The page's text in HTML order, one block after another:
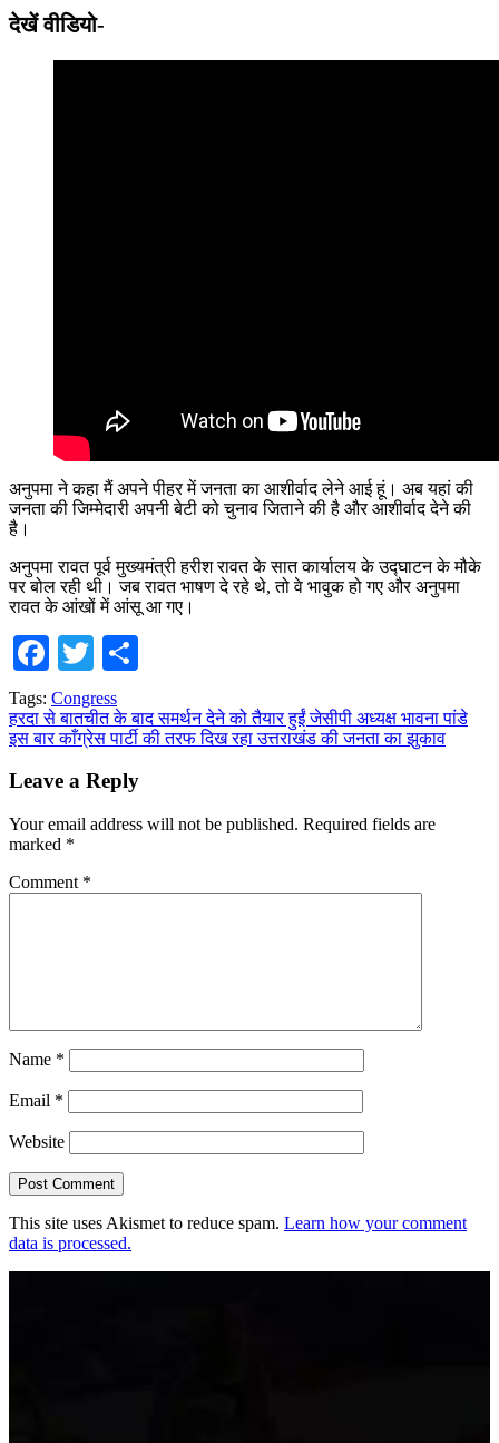
देखें वीडियो-
अनुपमा ने कहा मैं अपने पीहर में जनता का आशीर्वाद लेने आई हूं। अब यहां की
जनता की जिम्मेदारी अपनी बेटी को चुनाव जिताने की है और आशीर्वाद देने की
है।
अनुपमा रावत पूर्व मुख्यमंत्री हरीश रावत के सात कार्यालय के उद्घाटन के मौके
पर बोल रही थी। जब रावत भाषण दे रहे थे, तो वे भावुक हो गए और अनुपमा
रावत के आंखों में आंसू आ गए।
Facebook
Twitter
Tags: Congress
Post
navigation
हरदा से बातचीत के बाद समर्थन देने को तैयार हुईं जेसीपी अध्यक्ष भावना पांडे
इस बार काँग्रेस पार्टी की तरफ दिख रहा उत्तराखंड की जनता का झुकाव
Leave a Reply
Your email address will not be published. Required fields are
marked *
Comment *
Name *
Email *
Website
This site uses Akismet to reduce spam. Learn how your comment
data is processed.